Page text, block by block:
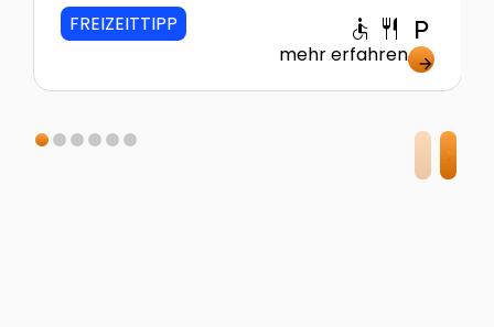
FREIZEITTIPP
accessible restaurant local_parking
mehr erfahren arrow_forward